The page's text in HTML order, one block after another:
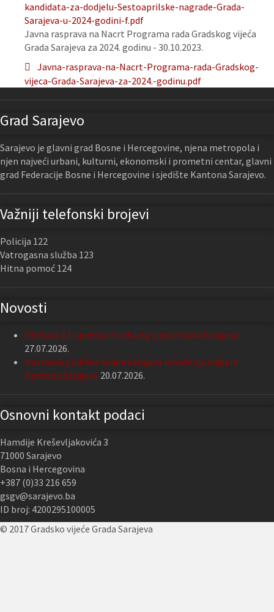
kandidata-za-dodjelu-Sestoaprilske-nagrade-Grada-
Sarajeva-u-2024-godini-f.pdf
Javna rasprava na Nacrt Programa rada Gradskog vijeća
Grada Sarajeva za 2024. godinu - 30.10.2023.
Javna-rasprava-na-Nacrt-Programa-rada-Gradskog-
vijeca-Grada-Sarajeva-za-2024.-godinu.pdf
Grad Sarajevo
Sarajevo je glavni grad Bosne i Hercegovine, njena metropola i
njen najveći urbani, kulturni, ekonomski i prometni centar, glavni
grad Federacije Bosne i Hercegovine i sjedište Kantona Sarajevo.
Važniji telefonski brojevi
Policija 122
Vatrogasna služba 123
Hitna pomoć 124
Novosti
Održana 13. sjednica Gradskog vijeća Grada Sarajeva
27.07.2026.
Nastavak podrške Grada Sarajeva Udruženju slijepih
Kantona Sarajevo 20.07.2026.
Osnovni kontakt podaci
Hamdije Kreševljakovića 3
71000 Sarajevo
Bosna i Hercegovina
+387 (0)33 216 659
gsgv@sarajevo.ba
ID broj: 4200295100005
© 2017 Gradsko vijeće Grada Sarajeva